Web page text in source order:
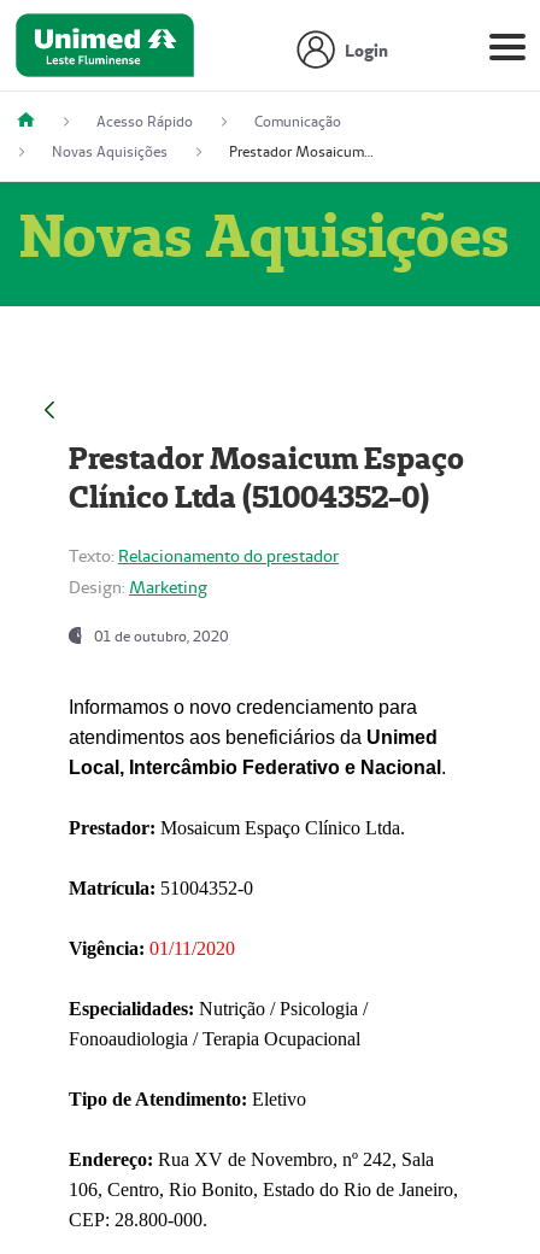
Login
Acesso Rápido
Comunicação
Novas Aquisições
Prestador Mosaicum Espaço Clínico Ltda (51004352-0)
Novas Aquisições
Prestador Mosaicum Espaço
Clínico Ltda (51004352-0)
Texto: Relacionamento do prestador
Design: Marketing
01 de outubro, 2020
Informamos o novo credenciamento para
atendimentos aos beneficiários da Unimed
Local, Intercâmbio Federativo e Nacional .
Prestador: Mosaicum Espaço Clínico Ltda.
Matrícula: 51004352-0
Vigência: 01/11/2020
Especialidades: Nutrição / Psicologia /
Fonoaudiologia / Terapia Ocupacional
Tipo de Atendimento: Eletivo
Endereço: Rua XV de Novembro, nº 242, Sala
106, Centro, Rio Bonito, Estado do Rio de Janeiro,
CEP: 28.800-000.